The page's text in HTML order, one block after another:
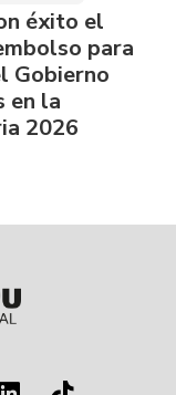
éxito el
para
Gobierno
en la
2026